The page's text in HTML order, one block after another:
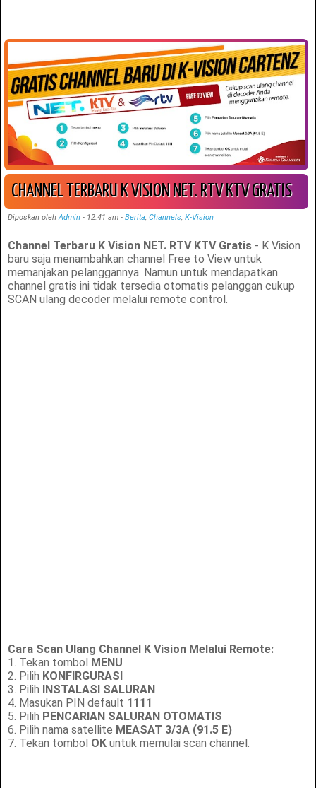
CHANNEL TERBARU K VISION NET. RTV KTV GRATIS
Diposkan olehAdmin - 12:41 am- Berita,Channels,K-Vision
Channel Terbaru K Vision NET. RTV KTV Gratis - K Vision
baru saja menambahkan channel Free to View untuk
memanjakan pelanggannya. Namun untuk mendapatkan
channel gratis ini tidak tersedia otomatis pelanggan cukup
SCAN ulang decoder melalui remote control.
Cara Scan Ulang Channel K Vision Melalui Remote:
1. Tekan tombol MENU
2. Pilih KONFIRGURASI
3. Pilih INSTALASI SALURAN
4. Masukan PIN default 1111
5. Pilih PENCARIAN SALURAN OTOMATIS
6. Pilih nama satellite MEASAT 3/3A (91.5 E)
7. Tekan tombol OK untuk memulai scan channel.